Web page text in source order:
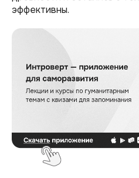
эффективны.